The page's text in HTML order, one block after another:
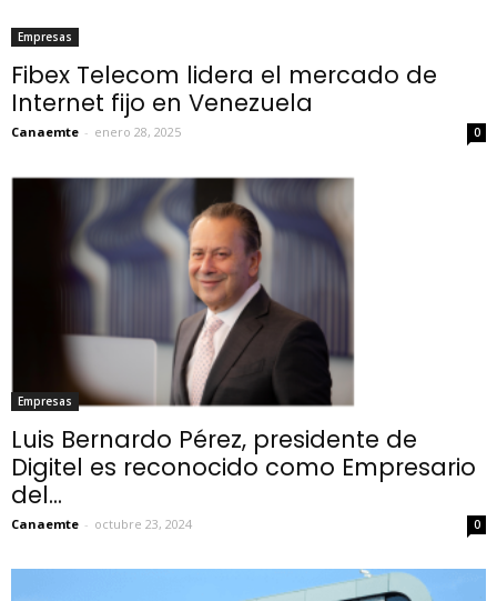
Empresas
Fibex Telecom lidera el mercado de
Internet fijo en Venezuela
Canaemte - enero 28, 2025 0
Empresas
Luis Bernardo Pérez, presidente de
Digitel es reconocido como Empresario
del...
Canaemte - octubre 23, 2024 0